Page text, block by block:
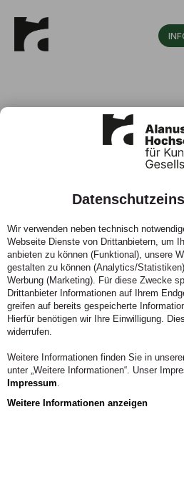
Brigitta Jaroschek
Wissenschaftliche Mitarbeiterin
künstlerischen Therapien,
Therapien und
Telefon:02222 9321 -1987
Zeiten:Mo, Di 9 – 12 Uhr und
KONTAKT
Wir verwenden neben technisch
Webseite Dienste von Drittanbietern, um
anbieten zu können (Funktional), unsere
gestalten zu können (Analytics/
Werbung (Marketing). Für diese Zwecke
Drittanbieter Informationen auf Ihrem
greifen auf bereits gespeicherte
Hierfür benötigen wir Ihre Einwilligung.
widerrufen.
Weitere Informationen finden Sie in
unter „Weitere Informationen“. Unser
Impressum.
Weitere Informationen anzeigen